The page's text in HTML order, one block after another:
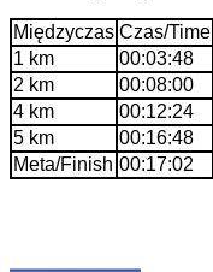
Międzyczas Czas/Time
1 km
00:03:48
2 km
00:08:00
4 km
00:12:24
5 km
00:16:48
Meta/Finish 00:17:02